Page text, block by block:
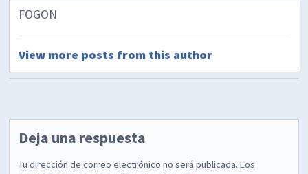
FOGON
View more posts from this author
Deja una respuesta
Tu dirección de correo electrónico no será publicada. Los